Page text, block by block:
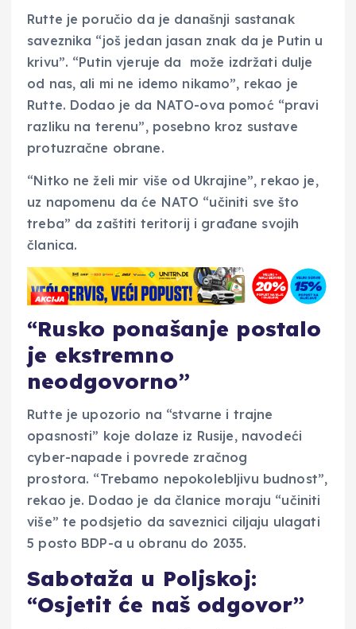
Rutte je poručio da je današnji sastanak
saveznika “još jedan jasan znak da je Putin u
krivu”. “Putin vjeruje da može izdržati dulje
od nas, ali mi ne idemo nikamo”, rekao je
Rutte. Dodao je da NATO-ova pomoć “pravi
razliku na terenu”, posebno kroz sustave
protuzračne obrane.
“Nitko ne želi mir više od Ukrajine”, rekao je,
uz napomenu da će NATO “učiniti sve što
treba” da zaštiti teritorij i građane svojih
članica.
“Rusko ponašanje postalo
je ekstremno
neodgovorno”
Rutte je upozorio na “stvarne i trajne
opasnosti” koje dolaze iz Rusije, navodeći
cyber-napade i povrede zračnog
prostora. “Trebamo nepokolebljivu budnost”,
rekao je. Dodao je da članice moraju “učiniti
više” te podsjetio da saveznici ciljaju ulagati
5 posto BDP-a u obranu do 2035.
Sabotaža u Poljskoj:
“Osjetit će naš odgovor”